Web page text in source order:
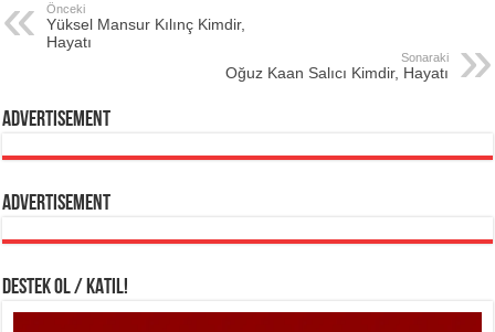
Önceki
Yüksel Mansur Kılınç Kimdir,
Hayatı
Sonaraki
Oğuz Kaan Salıcı Kimdir, Hayatı
Advertisement
Advertisement
DESTEK OL / KATIL!